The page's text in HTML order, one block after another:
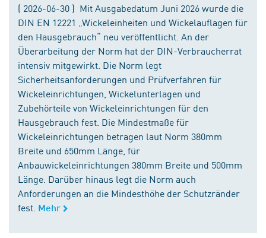
( 2026-06-30 ) Mit Ausgabedatum Juni 2026 wurde die
DIN EN 12221 „Wickeleinheiten und Wickelauflagen für
den Hausgebrauch“ neu veröffentlicht. An der
Überarbeitung der Norm hat der DIN-Verbraucherrat
intensiv mitgewirkt. Die Norm legt
Sicherheitsanforderungen und Prüfverfahren für
Wickeleinrichtungen, Wickelunterlagen und
Zubehörteile von Wickeleinrichtungen für den
Hausgebrauch fest. Die Mindestmaße für
Wickeleinrichtungen betragen laut Norm 380mm
Breite und 650mm Länge, für
Anbauwickeleinrichtungen 380mm Breite und 500mm
Länge. Darüber hinaus legt die Norm auch
Anforderungen an die Mindesthöhe der Schutzränder
fest. Mehr